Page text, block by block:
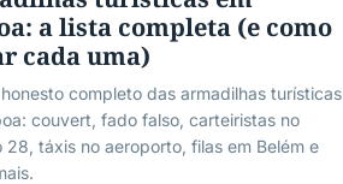
a lista completa (e como
cada uma)
completo das armadilhas turísticas
couvert, fado falso, carteiristas no
28, táxis no aeroporto, filas em Belém e